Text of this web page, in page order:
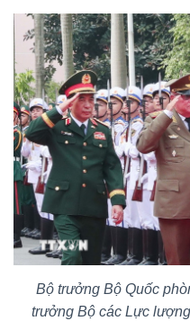
Bộ trưởng Bộ Quốc
trưởng Bộ các Lực